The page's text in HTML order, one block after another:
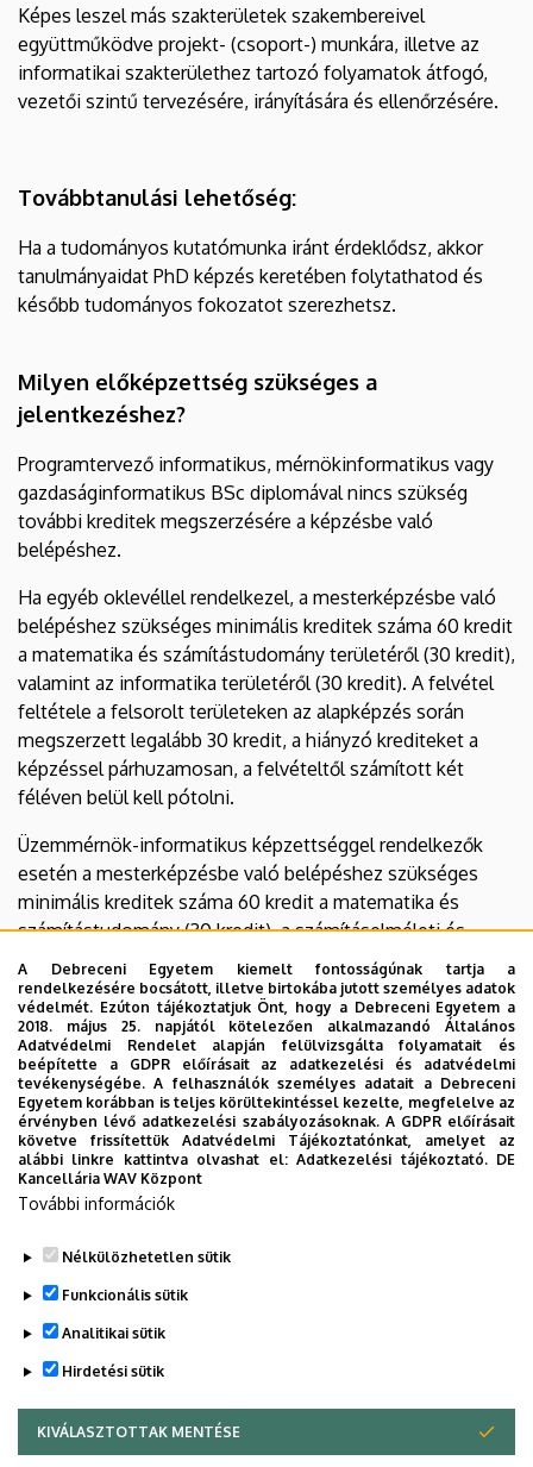
Képes leszel más szakterületek szakembereivel
együttműködve projekt- (csoport-) munkára, illetve az
informatikai szakterülethez tartozó folyamatok átfogó,
vezetői szintű tervezésére, irányítására és ellenőrzésére.
Továbbtanulási lehetőség:
Ha a tudományos kutatómunka iránt érdeklődsz, akkor
tanulmányaidat PhD képzés keretében folytathatod és
később tudományos fokozatot szerezhetsz.
Milyen előképzettség szükséges a
jelentkezéshez?
Programtervező informatikus, mérnökinformatikus vagy
gazdaságinformatikus BSc diplomával nincs szükség
további kreditek megszerzésére a képzésbe való
belépéshez.
Ha egyéb oklevéllel rendelkezel, a mesterképzésbe való
belépéshez szükséges minimális kreditek száma 60 kredit
a matematika és számítástudomány területéről (30 kredit),
valamint az informatika területéről (30 kredit). A felvétel
feltétele a felsorolt területeken az alapképzés során
megszerzett legalább 30 kredit, a hiányzó krediteket a
képzéssel párhuzamosan, a felvételtől számított két
féléven belül kell pótolni.
Üzemmérnök-informatikus képzettséggel rendelkezők
esetén a mesterképzésbe való belépéshez szükséges
minimális kreditek száma 60 kredit a matematika és
számítástudomány (30 kredit), a számításelméleti és
programozási ismeretek (10 kredit), valamint az
informatikai szakmai ismeretek (20 kredit) területéről. A
szükséges 60 kredit a képzéssel párhuzamosan is
megszerezhető, a felvételtől számított két féléven belül.
Képzési idő: 4 félév
Munkarend: MNA; MNK; MLK
Legutóbbi frissítés: 2023. 05. 24. 15:09
A Debreceni Egyetem kiemelt fontosságúnak tartja a
rendelkezésére bocsátott, illetve birtokába jutott személyes adatok
védelmét. Ezúton tájékoztatjuk Önt, hogy a Debreceni Egyetem a
2018. május 25. napjától kötelezően alkalmazandó Általános
Adatvédelmi Rendelet alapján felülvizsgálta folyamatait és
beépítette a GDPR előírásait az adatkezelési és adatvédelmi
tevékenységébe. A felhasználók személyes adatait a Debreceni
Egyetem korábban is teljes körültekintéssel kezelte, megfelelve az
érvényben lévő adatkezelési szabályozásoknak. A GDPR előírásait
követve frissítettük Adatvédelmi Tájékoztatónkat, amelyet az
alábbi linkre kattintva olvashat el:Adatkezelési tájékoztató. DE
Kancellária WAV Központ
További információk
Nélkülözhetetlen sütik
Funkcionális sütik
Analitikai sütik
Hirdetési sütik
KIVÁLASZTOTTAK MENTÉSE
WITHDRAW CONSENT